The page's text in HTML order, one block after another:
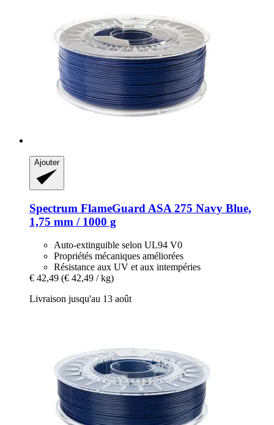
Ajouter
Spectrum FlameGuard ASA 275 Navy Blue,
1,75 mm / 1000 g
Auto-extinguible selon UL94 V0
Propriétés mécaniques améliorées
Résistance aux UV et aux intempéries
€ 42,49 (€ 42,49 / kg)
Livraison jusqu'au 13 août